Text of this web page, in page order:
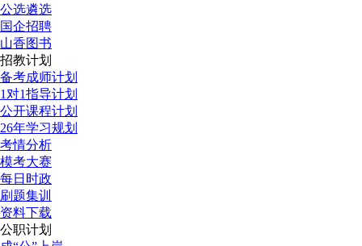
公选遴选
国企招聘
山香图书
招教计划
备考成师计划
1对1指导计划
公开课程计划
26年学习规划
考情分析
模考大赛
每日时政
刷题集训
资料下载
公职计划